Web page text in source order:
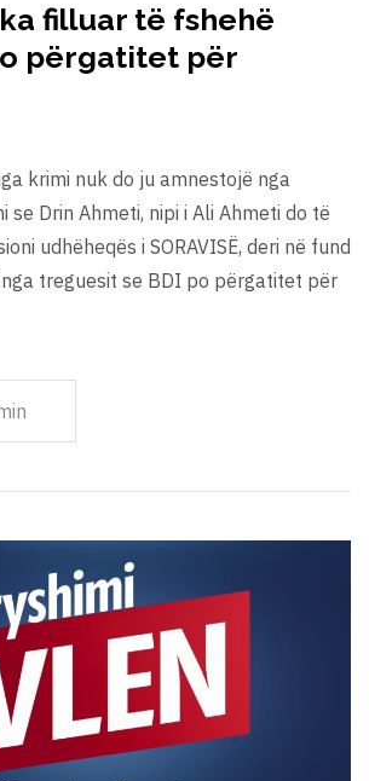
ka filluar të fshehë
përgatitet për
krimi nuk do ju amnestojë nga
se Drin Ahmeti, nipi i Ali Ahmeti do të
udhëheqës i SORAVISË, deri në fund
treguesit se BDI po përgatitet për